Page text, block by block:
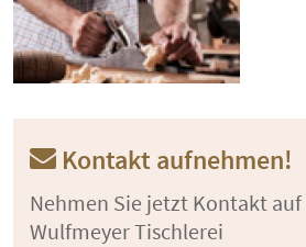
Kontakt aufnehmen!
Nehmen Sie jetzt Kontakt auf
Wulfmeyer Tischlerei